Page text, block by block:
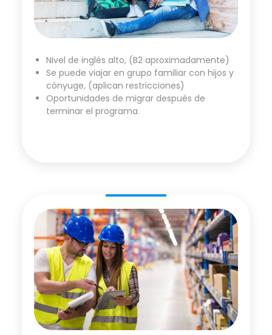
Nivel de inglés alto, (B2 aproximadamente)
Se puede viajar en grupo familiar con hijos y
cónyuge, (aplican restricciones)
Oportunidades de migrar después de
terminar el programa.